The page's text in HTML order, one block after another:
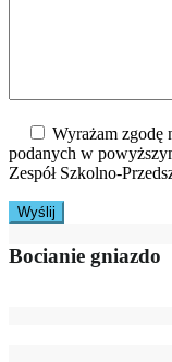
Wyrażam zgodę
podanych w
Zespół Szkolno-
Bocianie gniazdo